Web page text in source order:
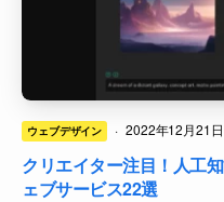
ウェブデザイン · 2022年12月21日
クリエイター注目！人工
ェブサービス22選